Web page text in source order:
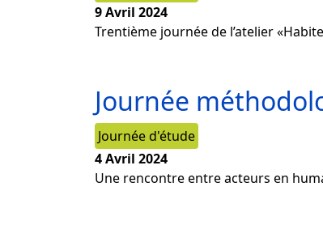
9 Avril 2024
Trentième journée de l’atelier
Journée
Journée d'étude
4 Avril 2024
Une rencontre entre acteurs en